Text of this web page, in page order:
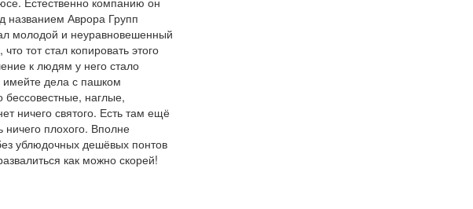
названием Аврора Групп
молодой и неуравновешенный
тот стал копировать этого
к людям у него стало
дела с пашком
наглые,
ничего святого. Есть там ещё
плохого. Вполне
ублюдочных дешёвых понтов
как можно скорей!